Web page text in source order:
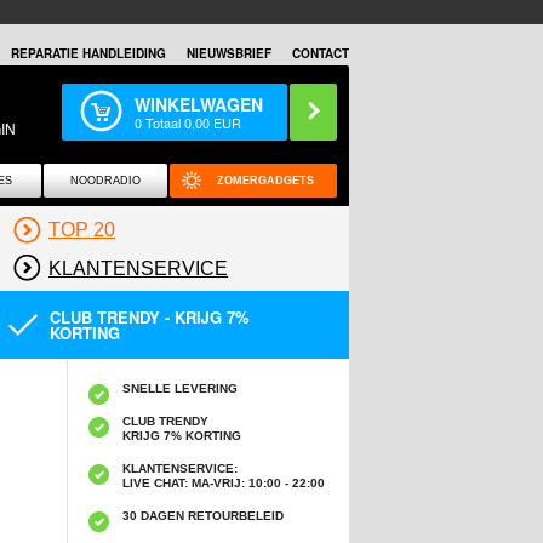
REPARATIE HANDLEIDING NIEUWSBRIEF CONTACT
WINKELWAGEN
0Totaal0,00 EUR
NOODRADIO ZOMERGADGETS
TOP 20
KLANTENSERVICE
CLUB TRENDY - KRIJG 7%
KORTING
SNELLE LEVERING
CLUB TRENDY
KRIJG 7% KORTING
KLANTENSERVICE:
LIVE CHAT: MA-VRIJ: 10:00 - 22:00
30 DAGEN RETOURBELEID